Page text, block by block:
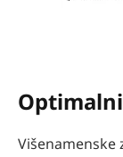
Višenamenske